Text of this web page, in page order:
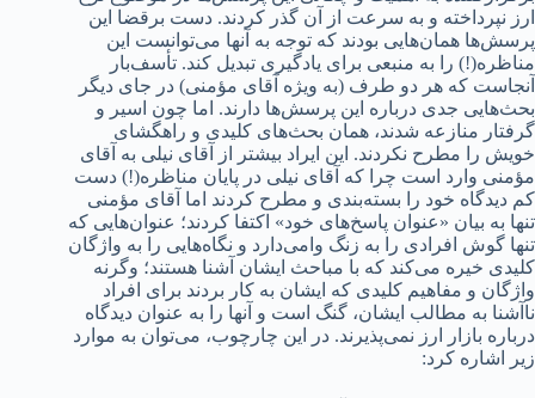
ارز نپرداخته و به سرعت از آن گذر کردند. دست برقضا این
پرسش‌ها همان‌هایی بودند که توجه به آنها می‌توانست این
مناظره(!) را به منبعی برای یادگیری تبدیل کند. تأسف‌بار
آنجاست که هر دو طرف (به ویژه آقای مؤمنی) در جای دیگر
بحث‌هایی جدی درباره این پرسش‌ها دارند. اما چون اسیر و
گرفتار منازعه شدند، همان بحث‌های کلیدی و راهگشای
خویش را مطرح نکردند. این ایراد بیشتر از آقای نیلی به آقای
مؤمنی وارد است چرا که آقای نیلی در پایان مناظره(!) دست
کم دیدگاه خود را بسته‌بندی و مطرح کردند اما آقای مؤمنی
تنها به بیان «عنوان پاسخ‌های خود» اکتفا کردند؛ عنوان‌هایی که
تنها گوش افرادی را به زنگ وامی‌دارد و نگاه‌هایی را به واژگان
کلیدی خیره می‌کند که با مباحث ایشان آشنا هستند؛ وگرنه
واژگان و مفاهیم کلیدی که ایشان به کار بردند برای افراد
ناآشنا به مطالب ایشان، گنگ است و آنها را به عنوان دیدگاه
درباره بازار ارز نمی‌پذیرند. در این چارچوب، می‌توان به موارد
زیر اشاره کرد: